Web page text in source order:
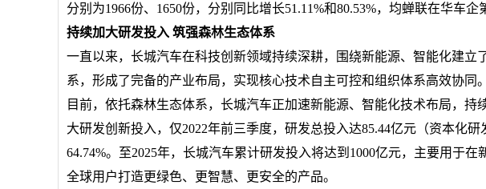
分别为1966份、1650份，分别同比增长51.11%和80.53%，均蝉联在华车企
持续加大研发投入 筑强森林生态体系
一直以来，长城汽车在科技创新领域持续深耕，围绕新能源、智能化建立
系，形成了完备的产业布局，实现核心技术自主可控和组织体系高效协同。
目前，依托森林生态体系，长城汽车正加速新能源、智能化技术布局，持
大研发创新投入，仅2022年前三季度，研发总投入达85.44亿元（资本化
64.74%。至2025年，长城汽车累计研发投入将达到1000亿元，主要用于
全球用户打造更绿色、更智慧、更安全的产品。